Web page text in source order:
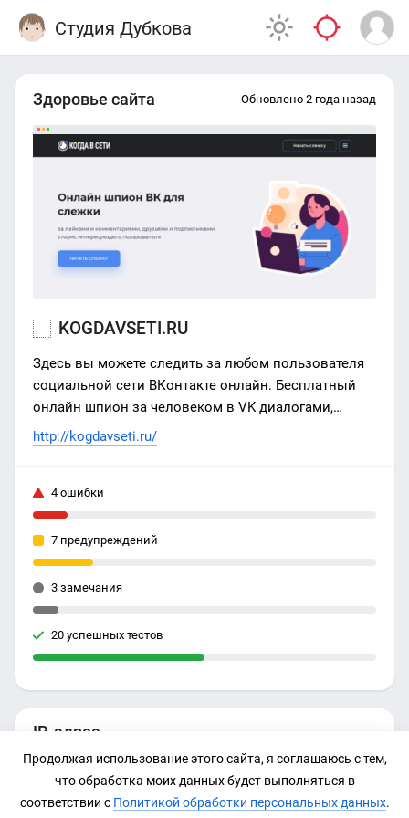
Студия Дубкова
IP-адрес
188.114.97.1
Здоровье сайта Обновлено 2 года назад
KOGDAVSETI.RU
Здесь вы можете следить за любом пользователя
социальной сети ВКонтакте онлайн. Бесплатный
онлайн шпион за человеком в VK диалогами,
лайками и комментариями, друзьями и
http://kogdavseti.ru/
4 ошибки
7 предупреждений
3 замечания
20 успешных тестов
Продолжая использование этого сайта, я соглашаюсь с тем,
что обработка моих данных будет выполняться в
соответствии с Политикой обработки персональных данных.